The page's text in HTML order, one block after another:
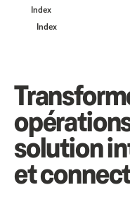
Index
Index
solution
et